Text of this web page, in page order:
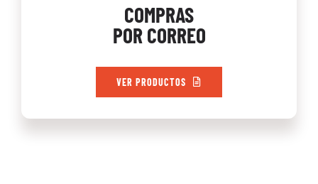
COMPRAS
POR CORREO
VER PRODUCTOS